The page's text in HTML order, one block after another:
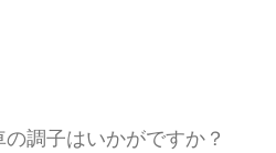
調子はいかがですか？